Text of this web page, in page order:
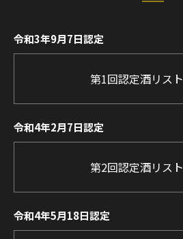
令和3年9月7日認定
第1回認定酒リスト
令和4年2月7日認定
第2回認定酒リスト
令和4年5月18日認定